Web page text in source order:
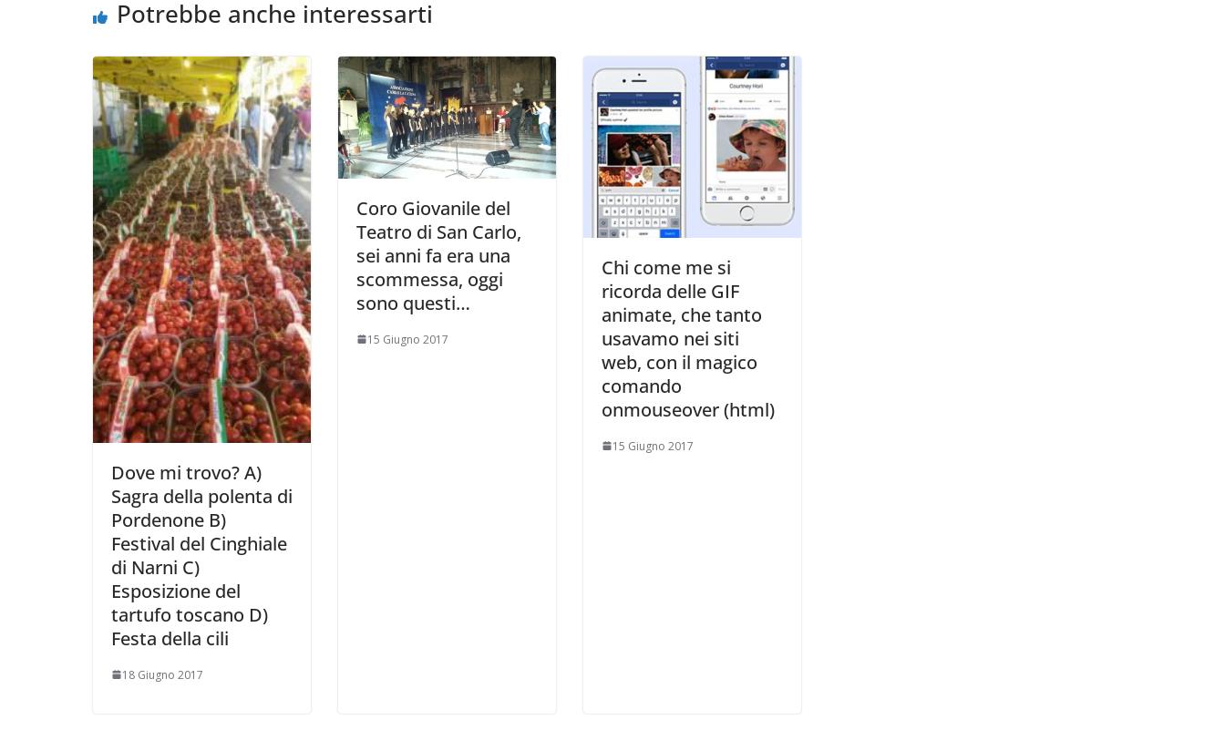
Potrebbe anche interessarti
Dove mi trovo? A)
Sagra della polenta di
Pordenone B)
Festival del Cinghiale
di Narni C)
Esposizione del
tartufo toscano D)
Festa della cili
18 Giugno 2017
Coro Giovanile del
Teatro di San Carlo,
sei anni fa era una
scommessa, oggi
sono questi…
15 Giugno 2017
Chi come me si
ricorda delle GIF
animate, che tanto
usavamo nei siti
web, con il magico
comando
onmouseover (html)
15 Giugno 2017